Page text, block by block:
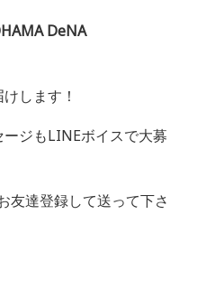
DeNA
します！
ジもLINEボイスで大募
友達登録して送って下さ